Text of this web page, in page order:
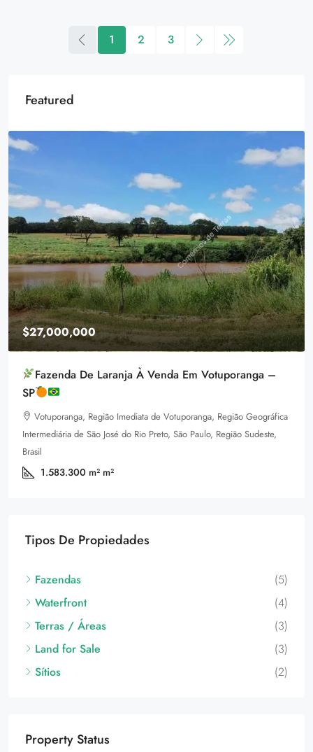
1 2 3
Featured
$1,599,000
Equestrian Land
3385 Pan American Dr, Miami, FL 33133, USA
92 m²
LAND FOR SALE
Fazendas
Terras / Áreas
(3)
Land for Sale
(3)
Sítios
(2)
Para Venda